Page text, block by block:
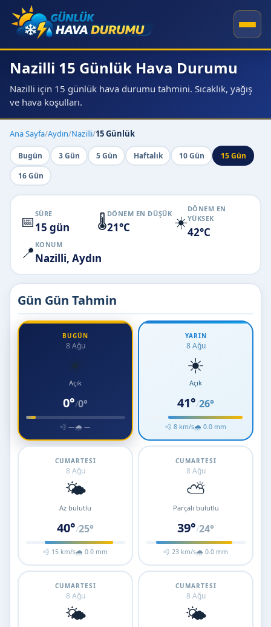
Nazilli 15 Günlük Hava Durumu
Nazilli için 15 günlük hava durumu tahmini. Sıcaklık, yağış
ve hava koşulları.
Ana Sayfa/Aydın/Nazilli/15 Günlük
Bugün 3 Gün 5 Gün Haftalık 10 Gün
15 Gün
16 Gün
📅 SÜRE
15 gün 🌡️DÖNEM EN DÜŞÜK
21°C ☀️
DÖNEM EN
YÜKSEK
42°C
📍 KONUM
Nazilli, Aydın
Gün Gün Tahmin
BUGÜN
8 Ağu
☀️
Açık
0°/0°
💨 —🌧 —
YARIN
8 Ağu
☀️
Açık
41°/26°
💨 8 km/s🌧 0.0 mm
CUMARTESI
8 Ağu
🌤️
Az bulutlu
40°/25°
💨 15 km/s🌧 0.0 mm
CUMARTESI
8 Ağu
⛅
Parçalı bulutlu
39°/24°
💨 23 km/s🌧 0.0 mm
CUMARTESI
8 Ağu
🌤️
CUMARTESI
8 Ağu
🌤️